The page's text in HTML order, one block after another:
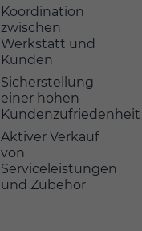
Koordination
zwischen
Werkstatt und
Kunden
Sicherstellung
einer hohen
Kundenzufriedenheit
Aktiver Verkauf
von
Serviceleistungen
und Zubehör